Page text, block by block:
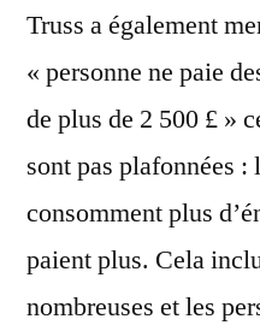
Truss a également
« personne ne paie
de plus de 2 500 £ »
sont pas plafonnées :
consomment plus
paient plus. Cela
nombreuses et les